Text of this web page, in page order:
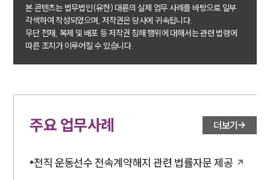
뉴스레터/브로슈어
세미나
본 콘텐츠는 법무법인(유한) 대륜의 실제 업무 사례를 바탕으로 일부
각색하여 작성되었으며, 저작권은 당사에 귀속됩니다.
무단 전재, 복제 및 배포 등 저작권 침해 행위에 대해서는 관련 법령에
따른 조치가 이루어질 수 있습니다.
주요 업무사례 더보기
전직 운동선수 전속계약해지 관련 법률자문 제공